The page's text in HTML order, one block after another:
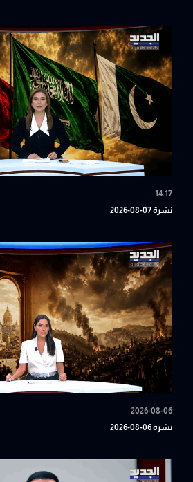
14:17
نشرة 07-08-2026
2026-08-06
نشرة 06-08-2026